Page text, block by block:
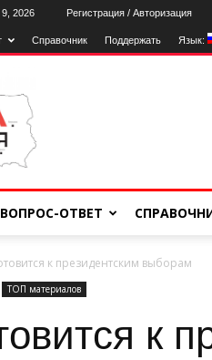
9, 2026 Регистрация / Авторизация
Справочник Поддержать Язык:
ВОПРОС-ОТВЕТ
к президентским выборам
ТОП материалов
к